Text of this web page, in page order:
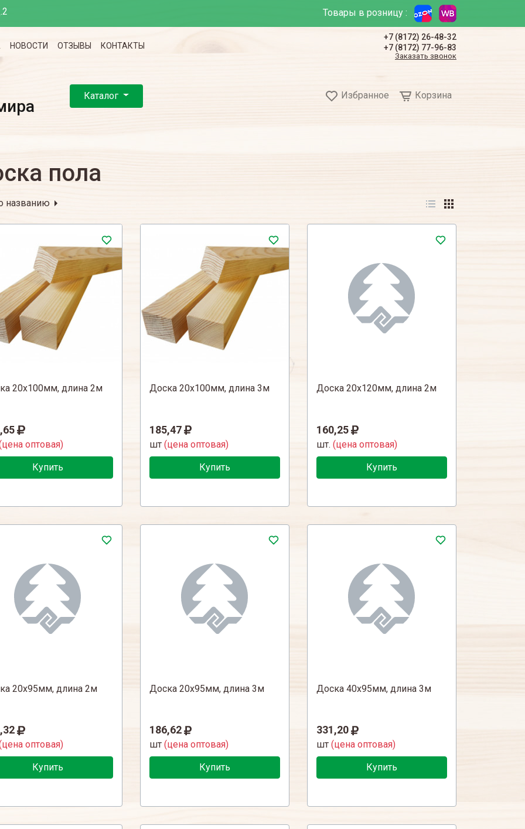
Товары в розницу :
НОВОСТИ ОТЗЫВЫ КОНТАКТЫ
+7 (8172) 26-48-32
+7 (8172) 77-96-83
Заказать звонок
Избранное Корзина
Каталог
пола
названию
20х100мм, длина 2м
оптовая)
Купить
Доска 20х100мм, длина 3м
185,47
шт (цена оптовая)
Купить
Доска 20х120мм, длина 2м
160,25
шт. (цена оптовая)
Купить
20х95мм, длина 2м
оптовая)
Купить
Доска 20х95мм, длина 3м
186,62
шт (цена оптовая)
Купить
Доска 40х95мм, длина 3м
331,20
шт (цена оптовая)
Купить